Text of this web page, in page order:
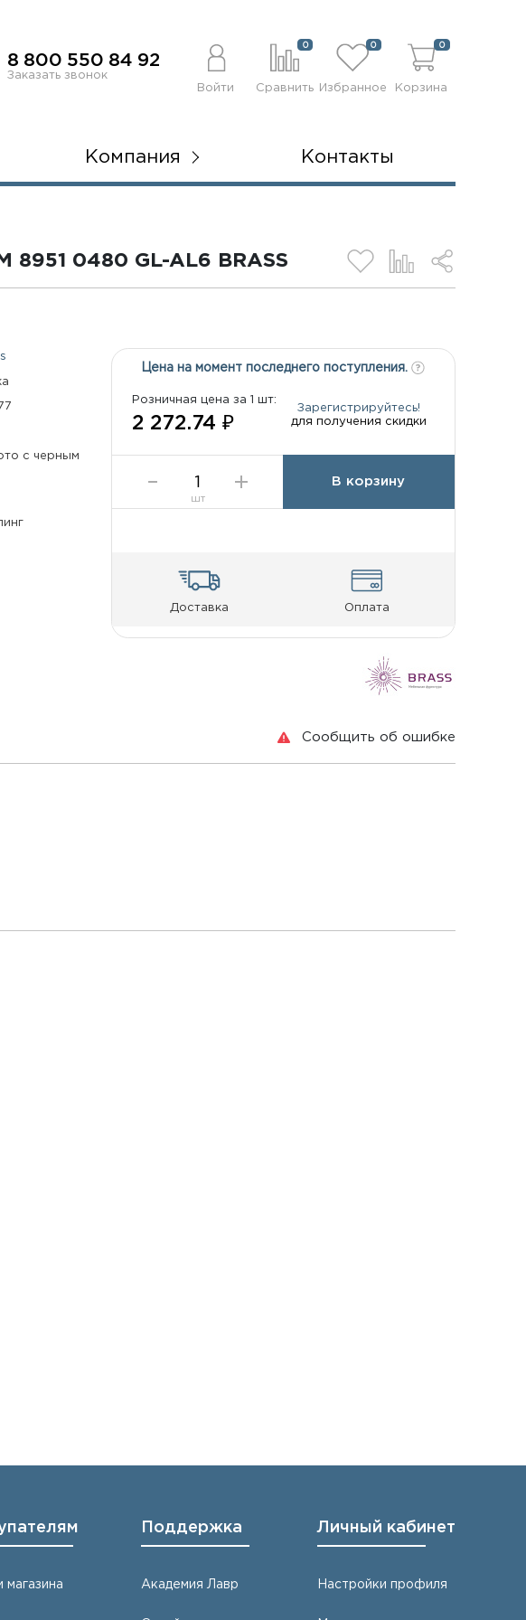
8 800 550 84 92
Заказать звонок
Войти
0
Сравнить
0
Избранное
0
Корзина
Компания Контакты
0480 GL-AL6 BRASS
с черным
Цена на момент последнего поступления.
Розничная цена за 1 шт:
2 272.74 ₽
Зарегистрируйтесь!
для получения скидки
шт
В корзину
Доставка Оплата
Сообщить об ошибке
магазина
Поддержка
Академия Лавр
Личный кабинет
Настройки профиля